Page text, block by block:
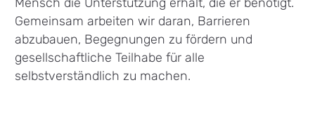
Gemeinsam arbeiten wir daran, Barrieren
abzubauen, Begegnungen zu fördern und
gesellschaftliche Teilhabe für alle
selbstverständlich zu machen.